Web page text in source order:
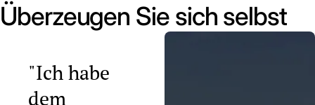
Überzeugen Sie sich selbst
"Ich habe
dem